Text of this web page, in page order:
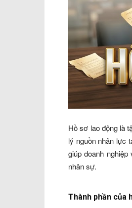
Hồ sơ lao động là
lý nguồn nhân lực
giúp doanh
nhân sự.
Thành phần của